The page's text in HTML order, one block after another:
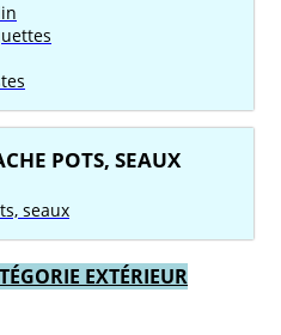
POTS, SEAUX
seaux
EXTÉRIEUR